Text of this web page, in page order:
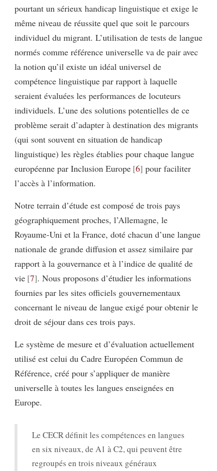
pourtant un sérieux handicap linguistique et exige le
même niveau de réussite quel que soit le parcours
individuel du migrant. L’utilisation de tests de langue
normés comme référence universelle va de pair avec
la notion qu’il existe un idéal universel de
compétence linguistique par rapport à laquelle
seraient évaluées les performances de locuteurs
individuels. L’une des solutions potentielles de ce
problème serait d’adapter à destination des migrants
(qui sont souvent en situation de handicap
linguistique) les règles établies pour chaque langue
européenne par Inclusion Europe 6 pour faciliter
l’accès à l’information.
Notre terrain d’étude est composé de trois pays
géographiquement proches, l’Allemagne, le
Royaume-Uni et la France, doté chacun d’une langue
nationale de grande diffusion et assez similaire par
rapport à la gouvernance et à l’indice de qualité de
vie 7 . Nous proposons d’étudier les informations
fournies par les sites officiels gouvernementaux
concernant le niveau de langue exigé pour obtenir le
droit de séjour dans ces trois pays.
Le système de mesure et d’évaluation actuellement
utilisé est celui du Cadre Européen Commun de
Référence, créé pour s’appliquer de manière
universelle à toutes les langues enseignées en
Europe.
Le CECR définit les compétences en langues
en six niveaux, de A1 à C2, qui peuvent être
regroupés en trois niveaux généraux